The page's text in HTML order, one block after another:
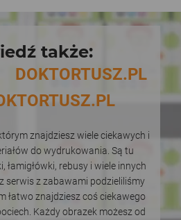
także:
DOKTORTUSZ.PL
znajdziesz wiele ciekawych i
do wydrukowania. Są tu
łamigłówki, rebusy i wiele innych
serwis z zabawami podzieliliśmy
łatwo znajdziesz coś ciekawego
Każdy obrazek możesz od